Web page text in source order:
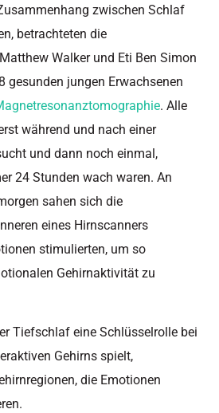
zwischen Schlaf
betrachteten die
Matthew Walker und Eti Ben Simon
gesunden jungen Erwachsenen
. Alle
während und nach einer
und dann noch einmal,
24 Stunden wach waren. An
sahen sich die
eines Hirnscanners
stimulierten, um so
Gehirnaktivität zu
Tiefschlaf eine Schlüsselrolle bei
Gehirns spielt,
die Emotionen